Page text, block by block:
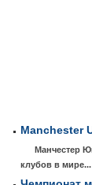
Manchester
Манчестер
клубов в мире...